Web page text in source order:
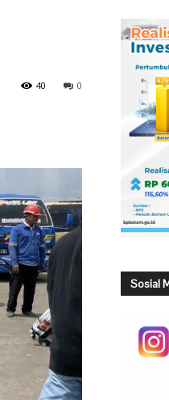
0
40
Sosial